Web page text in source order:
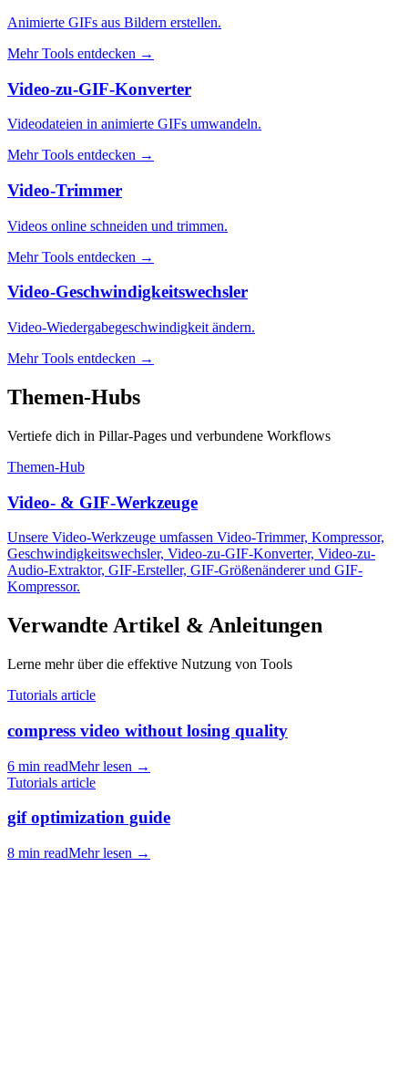
Animierte GIFs aus Bildern erstellen.
Mehr Tools entdecken →
Video-zu-GIF-Konverter
Videodateien in animierte GIFs umwandeln.
Mehr Tools entdecken →
Video-Trimmer
Videos online schneiden und trimmen.
Mehr Tools entdecken →
Video-Geschwindigkeitswechsler
Video-Wiedergabegeschwindigkeit ändern.
Mehr Tools entdecken →
Themen-Hubs
Vertiefe dich in Pillar-Pages und verbundene Workflows
Themen-Hub
Video- & GIF-Werkzeuge
Unsere Video-Werkzeuge umfassen Video-Trimmer, Kompressor,
Geschwindigkeitswechsler, Video-zu-GIF-Konverter, Video-zu-
Audio-Extraktor, GIF-Ersteller, GIF-Größenänderer und GIF-
Kompressor.
Verwandte Artikel & Anleitungen
Lerne mehr über die effektive Nutzung von Tools
Tutorials article
compress video without losing quality
6 min readMehr lesen →
Tutorials article
gif optimization guide
8 min readMehr lesen →